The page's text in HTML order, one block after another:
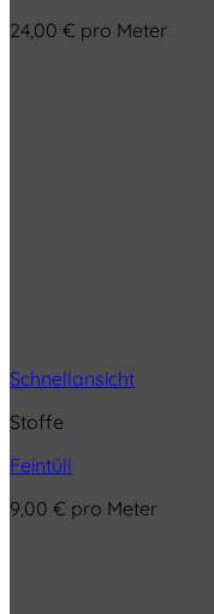
24,00 € pro Meter
Schnellansicht
Stoffe
Feintüll
9,00 € pro Meter